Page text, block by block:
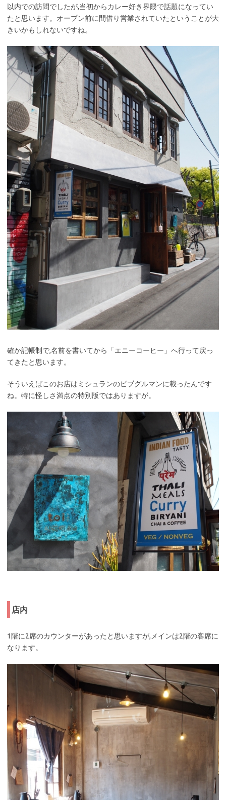
以内での訪問でしたが,当初からカレー好き界隈で話題になってい
たと思います。オープン前に間借り営業されていたということが大
きいかもしれないですね。
確か記帳制で,名前を書いてから「エニーコーヒー」へ行って戻っ
てきたと思います。
そういえばこのお店はミシュランのビブグルマンに載ったんです
ね。特に怪しさ満点の特別版ではありますが。
店内
1階に2席のカウンターがあったと思いますが,メインは2階の客席に
なります。